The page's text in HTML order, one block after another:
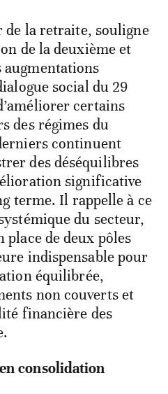
de la retraite, souligne
de la deuxième et
social du 29
certains
des régimes du
continuent
des déséquilibres
significative
terme. Il rappelle à ce
du secteur,
place de deux pôles
indispensable pour
équilibrée,
non couverts et
financière des
consolidation